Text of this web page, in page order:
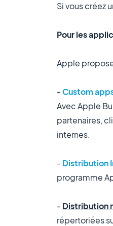
Si vous créez
Pour les
Apple
-Custom
Avec Apple
partenaires,
internes.
- Distribution
programme
- Distribution
répertoriées